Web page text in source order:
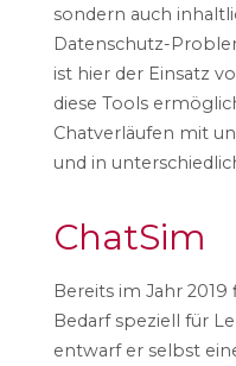
sondern auch
Datenschutz-
ist hier der Einsatz
diese Tools
Chatverläufen mit
und in
ChatSim
Bereits im Jahr 2019
Bedarf speziell für
entwarf er selbst